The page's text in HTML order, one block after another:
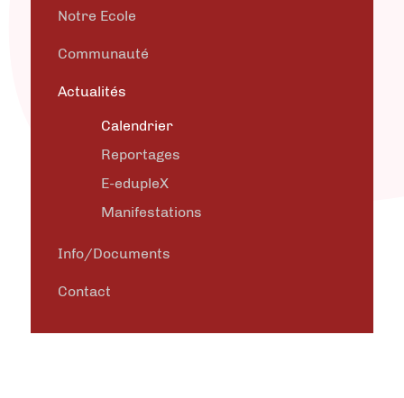
Notre Ecole
Communauté
Actualités
Calendrier
Reportages
E-edupleX
Manifestations
Info/Documents
Contact